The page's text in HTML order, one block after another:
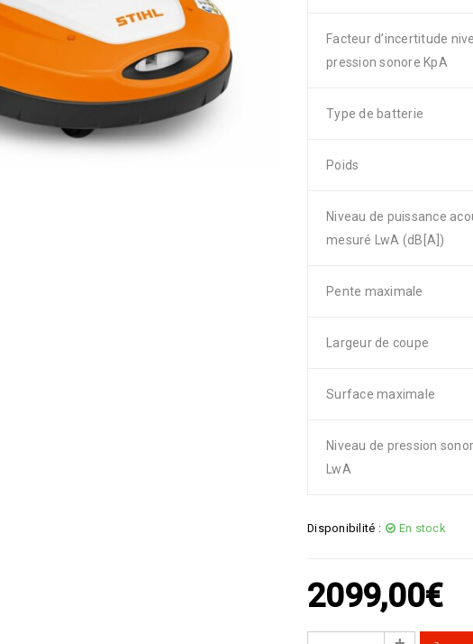
Facteur d’incertitude
pression sonore KpA
Type de batterie
Poids
Niveau de puissance
mesuré LwA (dB[A])
Pente maximale
Largeur de coupe
Surface maximale
Niveau de pression
LwA
Disponibilité : En stock
2099,00€